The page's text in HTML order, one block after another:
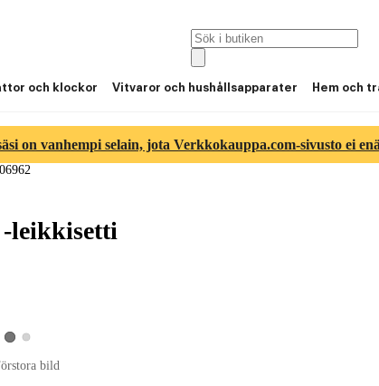
och klockor Vitvaror och hushållsapparater Hem och
on vanhempi selain, jota Verkkokauppa.com-sivusto ei
leikkisetti
Visa produktbild 1
Visa produktbild 2
bild